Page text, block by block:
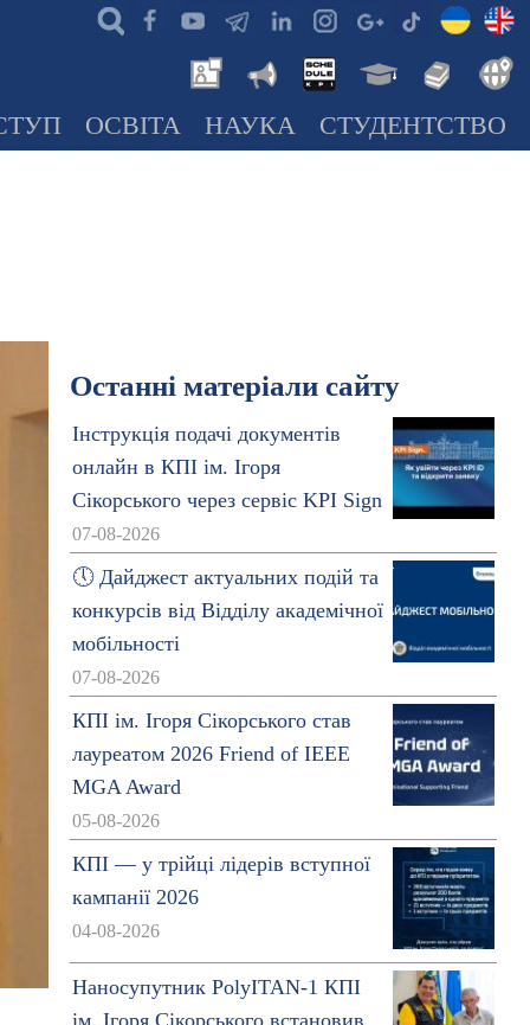
ОСВІТА НАУКА СТУДЕНТСТВО
Останні матеріали сайту
Інструкція подачі документів
онлайн в КПІ ім. Ігоря
Сікорського через сервіс KPI Sign
07-08-2026
🕔 Дайджест актуальних подій та
конкурсів від Відділу академічної
мобільності
07-08-2026
КПІ ім. Ігоря Сікорського став
лауреатом 2026 Friend of IEEE
MGA Award
05-08-2026
КПІ — у трійці лідерів вступної
кампанії 2026
04-08-2026
Наносупутник PolyITAN-1 КПІ
ім. Ігоря Сікорського встановив